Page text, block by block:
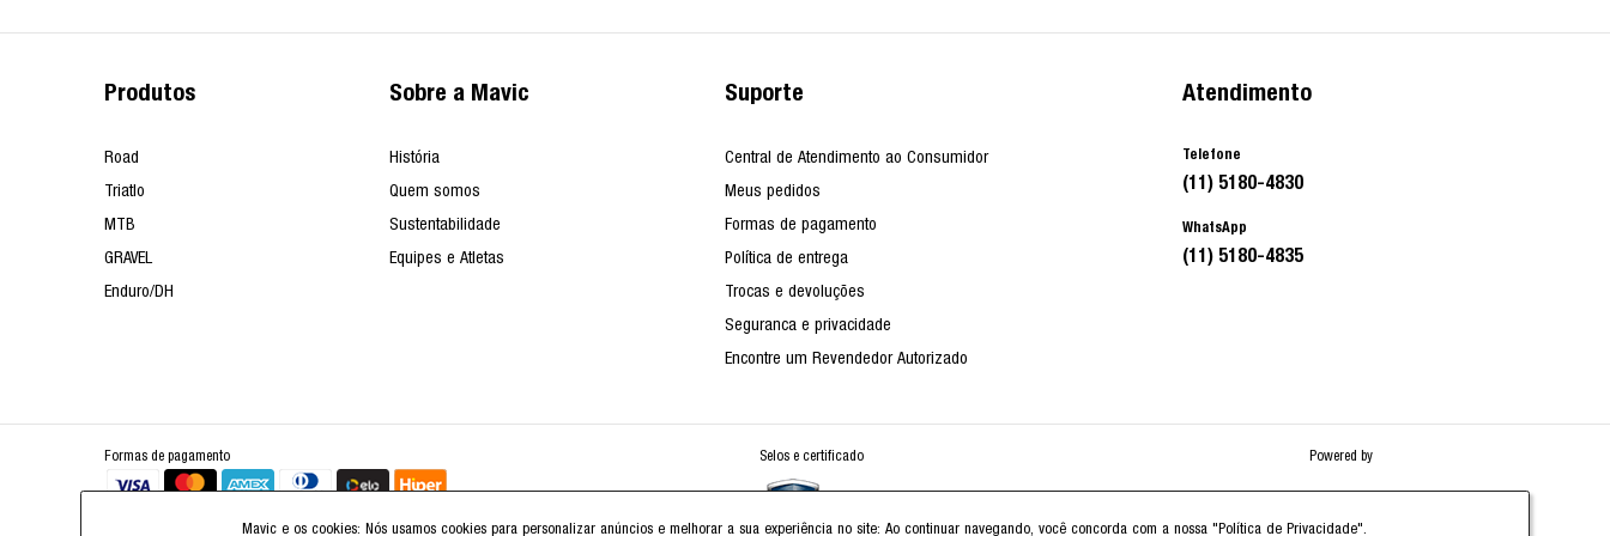
Produtos
Road
Triatlo
MTB
GRAVEL
Enduro/DH
Sobre a Mavic
História
Quem somos
Sustentabilidade
Equipes e Atletas
Suporte
Central de Atendimento ao Consumidor
Meus pedidos
Formas de pagamento
Política de entrega
Trocas e devoluções
Seguranca e privacidade
Encontre um Revendedor Autorizado
Atendimento
Telefone
(11) 5180-4830
WhatsApp
(11) 5180-4835
Formas de pagamento Selos e certificado Powered by
Mavic e os cookies: Nós usamos cookies para personalizar anúncios e melhorar a sua experiência no site: Ao continuar navegando, você concorda com a nossa"Política de Privacidade".